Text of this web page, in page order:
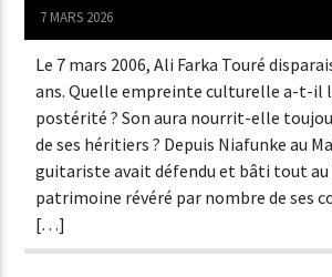
7 MARS 2026
Le 7 mars 2006, Ali Farka Touré
ans. Quelle empreinte culturelle a-t-il
postérité ? Son aura nourrit-elle
de ses héritiers ? Depuis Niafunke au
guitariste avait défendu et bâti tout au
patrimoine révéré par nombre de ses
[…]